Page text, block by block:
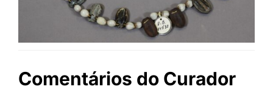
Comentários do Curador